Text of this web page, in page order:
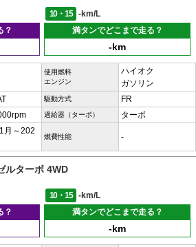
10・15
-km/L
？
満タンでどこまで走る？
-km
使用燃料
エンジン
ハイオク
ガソリン
駆動方式 FR
過給器（ターボ） ターボ
月～202
燃費性能 -
ルターボ 4WD
10・15
-km/L
？
満タンでどこまで走る？
-km